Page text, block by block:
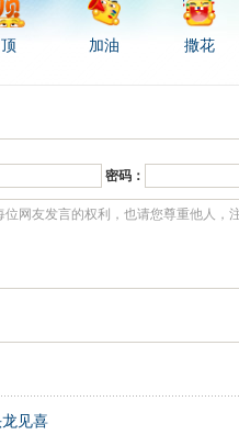
顶 加油 撒花
密码：
见喜